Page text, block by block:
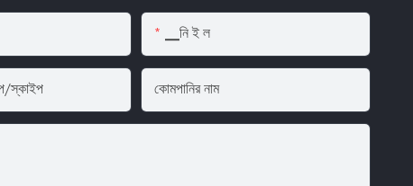
▁নি ই ল
স্কাইপ কোমপানির নাম